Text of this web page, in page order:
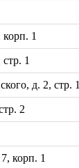
1
1
д. 2, стр. 1
2
корп. 1